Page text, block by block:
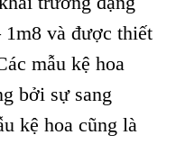
1m8 và được thiết
mẫu kệ hoa
bởi sự sang
kệ hoa cũng là